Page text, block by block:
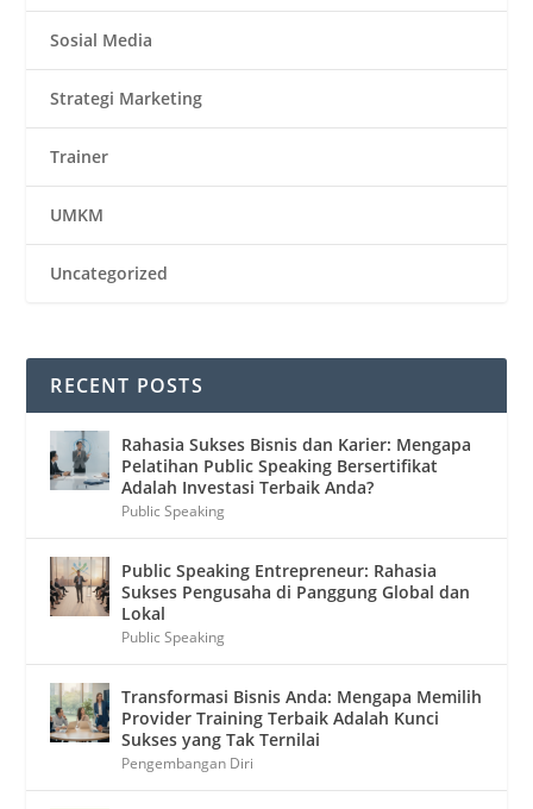
Sosial Media
Strategi Marketing
Trainer
UMKM
Uncategorized
RECENT POSTS
Rahasia Sukses Bisnis dan Karier: Mengapa
Pelatihan Public Speaking Bersertifikat
Adalah Investasi Terbaik Anda?
Public Speaking
Public Speaking Entrepreneur: Rahasia
Sukses Pengusaha di Panggung Global dan
Lokal
Public Speaking
Transformasi Bisnis Anda: Mengapa Memilih
Provider Training Terbaik Adalah Kunci
Sukses yang Tak Ternilai
Pengembangan Diri